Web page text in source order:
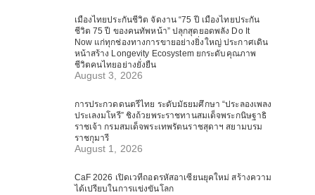
เมืองไทยประกันชีวิต จัดงาน “75 ปี เมืองไทยประกัน
ชีวิต 75 ปี ของคนทัพหน้า” ปลุกสุดยอดพลัง Do It
Now แก่ทุกช่องทางการขายอย่างยิ่งใหญ่ ประกาศเดิน
หน้าสร้าง Longevity Ecosystem ยกระดับคุณภาพ
ชีวิตคนไทยอย่างยั่งยืน
August 3, 2026
การประกวดดนตรีไทย ระดับมัธยมศึกษา “ประลองเพลง
ประเลงมโหรี” ชิงถ้วยพระราชทานสมเด็จพระกนิษฐาธิ
ราชเจ้า กรมสมเด็จพระเทพรัตนราชสุดาฯ สยามบรม
ราชกุมารี
August 1, 2026
CaF 2026 เปิดเวทีถอดรหัสอาเซียนยุคใหม่ สร้างความ
ได้เปรียบในการแข่งขันโลก